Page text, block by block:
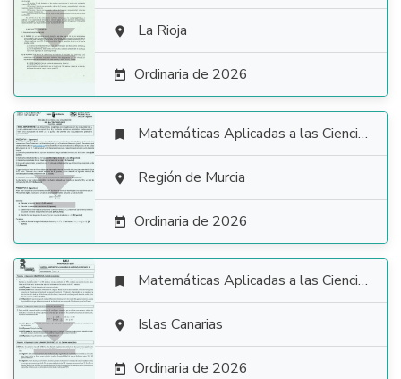
  La Rioja
 Ordinaria de 2026

 Matemáticas Aplicadas a las Ciencias Sociales
 Región de Murcia
 Ordinaria de 2026

 Matemáticas Aplicadas a las Ciencias Sociales
 Islas Canarias
 Ordinaria de 2026